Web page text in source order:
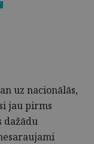
uz nacionālās,
jau pirms